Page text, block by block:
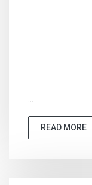
...
READ MORE